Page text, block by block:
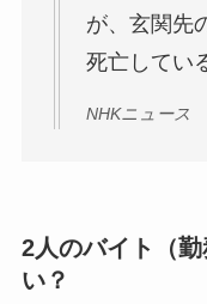
が、玄関先
死亡してい
NHKニュース
2人のバイト（
い？